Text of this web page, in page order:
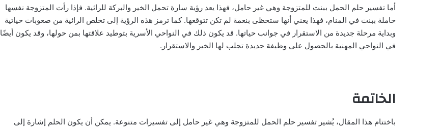
أما تفسير حلم الحمل ببنت للمتزوجة وهي غير حامل، فهذا يعد رؤية سارة تحمل الخير والبركة للرائية. فإذا رأت المتزوجة نفسها
حاملة ببنت في المنام، فهذا يعني أنها ستحظى بنعمة لم تكن تتوقعها. كما ترمز هذه الرؤية إلى تخلص الرائية من صعوبات حياتية
وبداية مرحلة جديدة من الاستقرار في جوانب حياتها. قد يكون ذلك في النواحي الأسرية بتوطيد علاقتها بمن حولها، وقد يكون أيضًا
في النواحي المهنية بالحصول على وظيفة جديدة تجلب لها الخير والاستقرار.
الخاتمة
باختتام هذا المقال، يُشير تفسير حلم الحمل للمتزوجة وهي غير حامل إلى تفسيرات متنوعة. يمكن أن يكون الحلم إشارة إلى